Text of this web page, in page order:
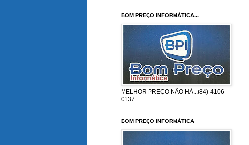
BOM PREÇO INFORMÁTICA...
MELHOR PREÇO NÃO HÁ...(84)-4106-
0137
BOM PREÇO INFORMÁTICA